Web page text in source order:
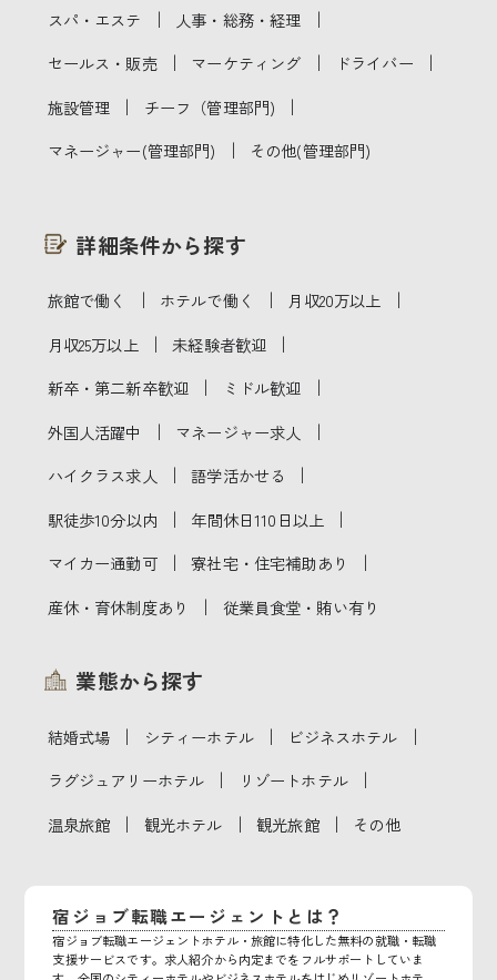
スパ・エステ ｜ 人事・総務・経理 ｜
セールス・販売 ｜ マーケティング ｜ ドライバー ｜
施設管理 ｜ チーフ（管理部門) ｜
マネージャー(管理部門) ｜ その他(管理部門)
詳細条件から探す
旅館で働く ｜ ホテルで働く ｜ 月収20万以上 ｜
月収25万以上 ｜ 未経験者歓迎 ｜
新卒・第二新卒歓迎 ｜ ミドル歓迎 ｜
外国人活躍中 ｜ マネージャー求人 ｜
ハイクラス求人 ｜ 語学活かせる ｜
駅徒歩10分以内 ｜ 年間休日110日以上 ｜
マイカー通勤可 ｜ 寮社宅・住宅補助あり ｜
産休・育休制度あり ｜ 従業員食堂・賄い有り
業態から探す
結婚式場 ｜ シティーホテル ｜ ビジネスホテル ｜
ラグジュアリーホテル ｜ リゾートホテル ｜
温泉旅館 ｜ 観光ホテル ｜ 観光旅館 ｜ その他
宿ジョブ転職エージェントとは？
宿ジョブ転職エージェントホテル・旅館に特化した無料の就職・転職
支援サービスです。求人紹介から内定までをフルサポートしていま